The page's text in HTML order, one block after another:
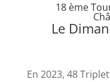
18 ème
Le
En 2023, 48